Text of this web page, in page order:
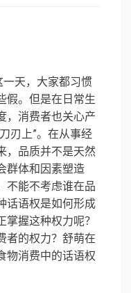
天，大家都习惯
假。但是在日常生
，消费者也关心产
刃上”。在从事经
，品质并不是天然
群体和因素塑造
不能不考虑谁在品
话语权是如何形成
握这种权力呢？
者的权力？舒萌在
物消费中的话语权